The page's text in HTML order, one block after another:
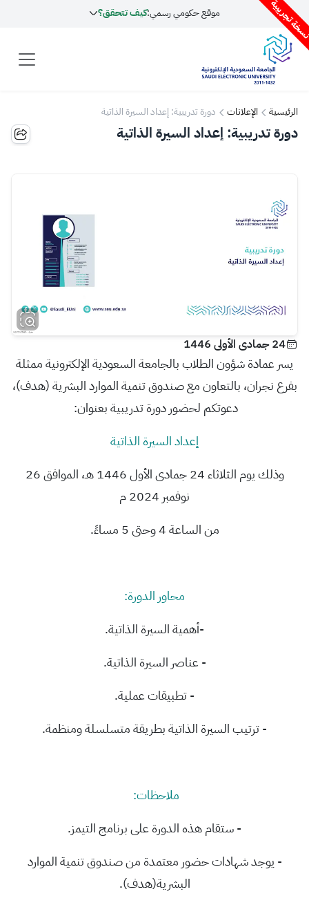
تجريبية موقع حكومي رسمي:كيف تتحقق؟
الرئيسية الإعلانات دورة تدريبية: إعداد السيرة الذاتية
دورة تدريبية: إعداد السيرة الذاتية
24 جمادى الأولى 1446
يسر عمادة شؤون الطلاب بالجامعة السعودية الإلكترونية ممثلة
بفرع نجران، بالتعاون مع صندوق تنمية الموارد البشرية (هدف)،
دعوتكم لحضور دورة تدريبية بعنوان:
إعداد السيرة الذاتية
وذلك يوم الثلاثاء 24 جمادى الأول 1446 هـ، الموافق 26
نوفمبر 2024 م
من الساعة 4 وحتى 5 مساءً.
محاور الدورة:
-أهمية السيرة الذاتية.
- عناصر السيرة الذاتية.
-تطبيقات عملية.
-ترتيب السيرة الذاتية بطريقة متسلسلة ومنظمة.
ملاحظات:
-ستقام هذه الدورة على برنامج التيمز.
- يوجد شهادات حضور معتمدة من صندوق تنمية الموارد
البشرية(هدف).